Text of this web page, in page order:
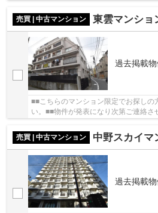
売買 | 中古マンション 東雲マンショ
過去掲載
■■こちらのマンション限定でお探しの
い。■■物件が発表になり次第ご連絡さ
売買 | 中古マンション 中野スカイマ
過去掲載